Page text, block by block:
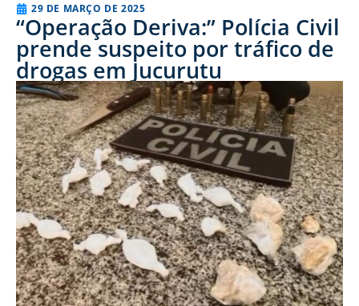
29 DE MARÇO DE 2025
“Operação Deriva:” Polícia Civil
prende suspeito por tráfico de
drogas em Jucurutu